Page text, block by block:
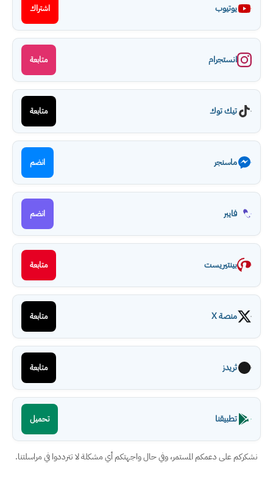
يوتيوب اشتراك
انستجرام متابعة
تيك توك متابعة
ماسنجر انضم
فايبر انضم
بينتيريست متابعة
منصة X متابعة
ثريدز متابعة
تطبيقنا تحميل
نشكركم على دعمكم المستمر، وفي حال واجهتكم أي مشكلة لا تترددوا في مراسلتنا.